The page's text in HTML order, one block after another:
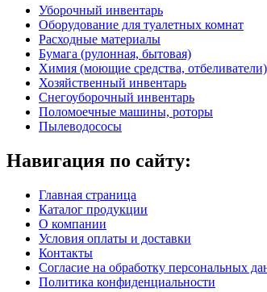
Уборочный инвентарь
Оборудование для туалетных комнат
Расходные материалы
Бумага (рулонная, бытовая)
Химия (моющие средства, отбеливатели)
Хозяйственный инвентарь
Снегоуборочный инвентарь
Поломоечные машины, роторы
Пылеводососы
Навигация по сайту:
Главная страница
Каталог продукции
О компании
Условия оплаты и доставки
Контакты
Согласие на обработку персональных
Политика конфиденциальности